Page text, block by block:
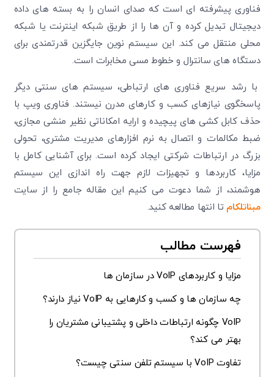
فناوری پیشرفته ای است که صدای انسان را به بسته های داده
دیجیتال تبدیل کرده و آن ها را از طریق شبکه اینترنت یا شبکه
محلی منتقل می کند. این سیستم نوین جایگزین قدرتمندی برای
دستگاه های سانترال و خطوط مسی مخابرات است.
با رشد سریع فناوری های ارتباطی، سیستم های سنتی دیگر
پاسخگوی نیازهای کسب و کارهای مدرن نیستند. فناوری ویپ با
حذف کابل کشی های پیچیده و ارایه امکاناتی نظیر منشی مجازی،
ضبط مکالمات و اتصال به نرم افزارهای مدیریت مشتری، تحولی
بزرگ در ارتباطات شرکتی ایجاد کرده است. برای آشنایی کامل با
مزایا، کاربردها و تجهیزات لازم جهت راه اندازی این سیستم
هوشمند، از شما دعوت می کنیم این مقاله جامع را از سایت
مبناتلکام تا انتها مطالعه کنید.
فهرست مطالب
مزایا و کاربردهای VoIP در سازمان ها
چه سازمان ها و کسب و کارهایی به VoIP نیاز دارند؟
VoIP چگونه ارتباطات داخلی و پشتیبانی مشتریان را
بهتر می کند؟
تفاوت VoIP با سیستم تلفن سنتی چیست؟